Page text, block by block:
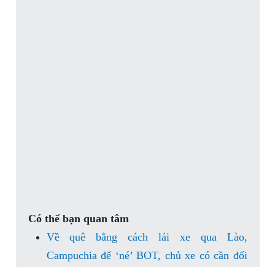
Có thể bạn quan tâm
Về quê bằng cách lái xe qua Lào,
Campuchia để ‘né’ BOT, chủ xe có cần đổi